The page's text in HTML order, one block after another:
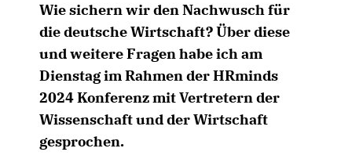
Wie sichern wir den Nachwusch für
die deutsche Wirtschaft? Über diese
und weitere Fragen habe ich am
Dienstag im Rahmen der HRminds
2024 Konferenz mit Vertretern der
Wissenschaft und der Wirtschaft
gesprochen.